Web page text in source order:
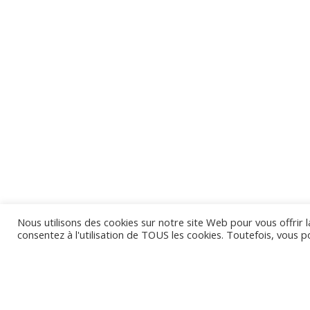
Nous utilisons des cookies sur notre site Web pour vous
consentez à l'utilisation de TOUS les cookies. Toutefois, vous